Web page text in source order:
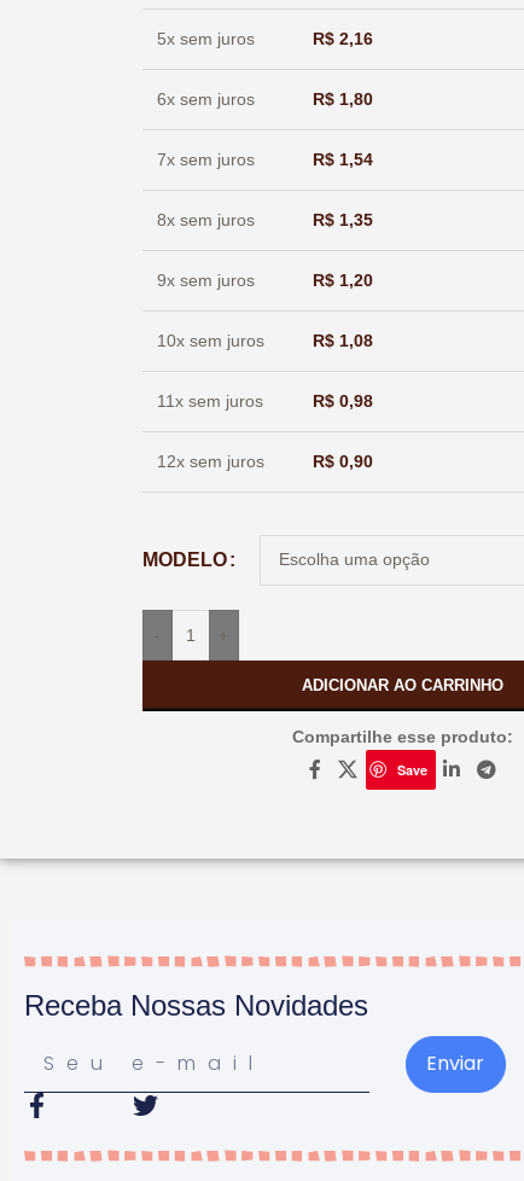
5x sem juros R$2,16
6x sem juros R$1,80
7x sem juros R$1,54
8x sem juros R$1,35
9x sem juros R$1,20
10x sem juros R$1,08
11x sem juros R$0,98
12x sem juros R$0,90
MODELO
- +
ADICIONAR AO CARRINHO
Compartilhe esse produto:
Save
Receba Nossas Novidades
Enviar